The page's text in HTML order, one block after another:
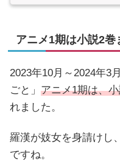
アニメ1期は小説2巻
2023年10月～2024年3
ごと」 アニメ1期は、
れました。
羅漢が妓女を身請けし
ですね。